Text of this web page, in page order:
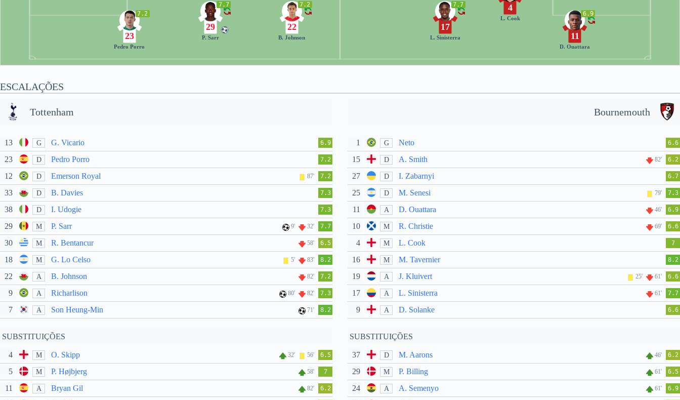
7.2
23
Pedro Porro
7.7
29
P. Sarr
7.2
22
B. Johnson
6.9
11
D. Ouattara
4
L. Cook
7.7
17
L. Sinisterra
ESCALAÇÕES
Tottenham
13 G G. Vicario 6.9
23 D Pedro Porro 7.2
12 D Emerson Royal 87' 7.2
33 D B. Davies 7.3
38 D I. Udogie 7.3
29 M P. Sarr 9' 32' 7.7
30 M R. Bentancur 58' 6.5
18 M G. Lo Celso 5' 83' 8.2
22 A B. Johnson 82' 7.2
9 A Richarlison 80' 82' 7.3
7 A Son Heung-Min 71' 8.2
SUBSTITUIÇÕES
4 M O. Skipp 32' 56' 6.5
5 M P. Højbjerg 58' 7
11 A Bryan Gil 82' 6.2
Bournemouth
1 G Neto 6.6
15 D A. Smith 82' 6.2
27 D I. Zabarnyi 6.7
25 D M. Senesi 79' 7.3
11 A D. Ouattara 46' 6.9
10 M R. Christie 69' 6.6
4 M L. Cook 7
16 M M. Tavernier 8.2
19 A J. Kluivert 25' 61' 6.6
17 A L. Sinisterra 61' 7.7
9 A D. Solanke 6.6
SUBSTITUIÇÕES
37 D M. Aarons 46' 6.2
29 M P. Billing 61' 6.5
24 A A. Semenyo 61' 6.9